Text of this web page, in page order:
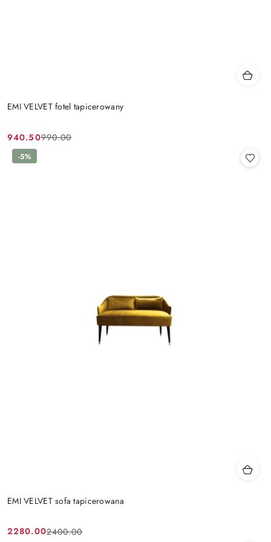
EMI VELVET fotel tapicerowany
Cena
promocyjna:
940.50
Cena
przed
990.00
EMI VELVET sofa tapicerowana
Cena
2280.00
Cena
2400.00
-5%